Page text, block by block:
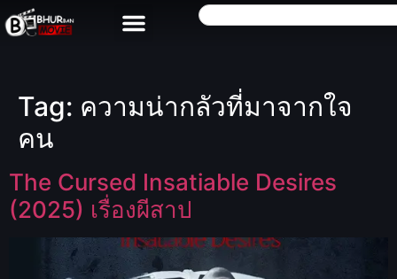
Tag: ความน่ากลัวที่มาจากใจ
คน
The Cursed Insatiable Desires
(2025) เรื่องผีสาป